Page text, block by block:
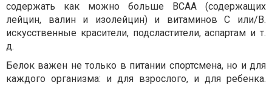
содержать как можно больше ВСАА (содержащих
лейцин, валин и изолейцин) и витаминов С или/В.
искусственные красители, подсластители, аспартам и т.
д.
Белок важен не только в питании спортсмена, но и для
каждого организма: и для взрослого, и для ребенка.